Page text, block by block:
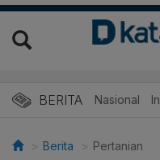
BERITA Nasional
Berita Pertanian